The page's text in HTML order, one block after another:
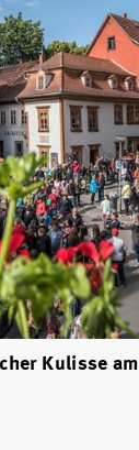
Kulisse am